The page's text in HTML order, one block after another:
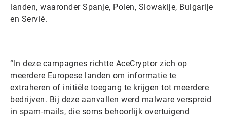
landen, waaronder Spanje, Polen, Slowakije, Bulgarije
en Servië.
“In deze campagnes richtte AceCryptor zich op
meerdere Europese landen om informatie te
extraheren of initiële toegang te krijgen tot meerdere
bedrijven. Bij deze aanvallen werd malware verspreid
in spam-mails, die soms behoorlijk overtuigend